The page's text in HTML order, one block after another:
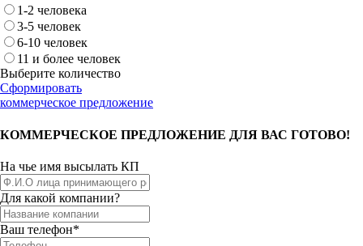
1-2 человека
3-5 человек
6-10 человек
11 и более человек
Выберите количество
Сформировать
коммерческое предложение
КОММЕРЧЕСКОЕ ПРЕДЛОЖЕНИЕ ДЛЯ ВАС ГОТОВО!
На чье имя высылать КП
Для какой компании?
Ваш телефон*